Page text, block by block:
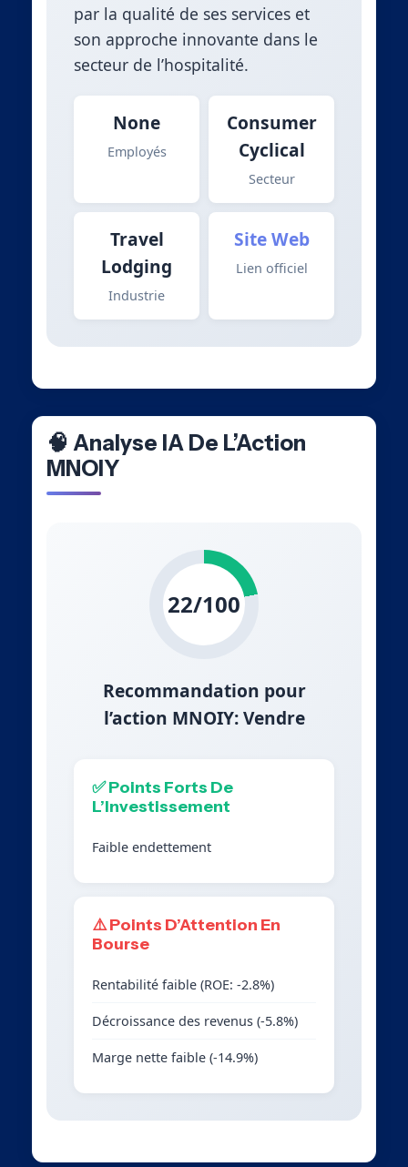
par la qualité de ses services et
son approche innovante dans le
secteur de l’hospitalité.
None
Employés
Consumer
Cyclical
Secteur
Travel
Lodging
Industrie
Site Web
Lien officiel
🧠 Analyse IA De L’Action
MNOIY
22/100
Recommandation pour
l’action MNOIY: Vendre
✅ Points Forts De
L’Investissement
Faible endettement
⚠️ Points D’Attention En
Bourse
Rentabilité faible (ROE: -2.8%)
Décroissance des revenus (-5.8%)
Marge nette faible (-14.9%)